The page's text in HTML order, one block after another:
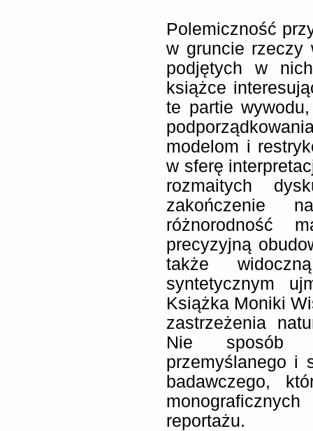
Polemiczność
w gruncie rzeczy
podjętych w
książce
te partie
modelom i
w sferę
rozmaitych
zakończenie
różnorodność
precyzyjną
także
syntetycznym
Książka Moniki
zastrzeżenia
Nie sposób
przemyślanego i
badawczego,
reportażu.